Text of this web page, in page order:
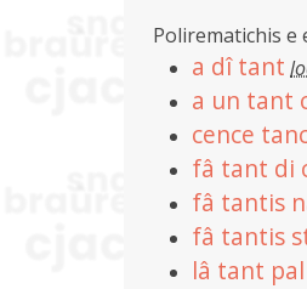
Polirematichis e
a dî tant
a un tant
cence
fâ tant di
fâ tantis
fâ tantis
lâ tant